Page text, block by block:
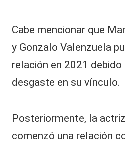
Cabe mencionar que
y Gonzalo Valenzuela
relación en 2021
desgaste en su vínculo.
Posteriormente, la
comenzó una relación